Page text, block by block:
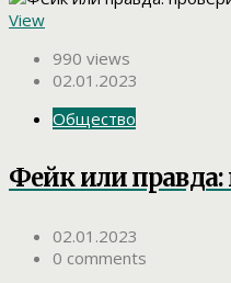
View
990 views
02.01.2023
Общество
Фейк или
02.01.2023
0 comments